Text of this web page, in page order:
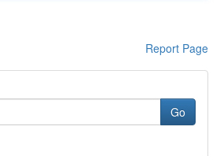
Report Page
Go